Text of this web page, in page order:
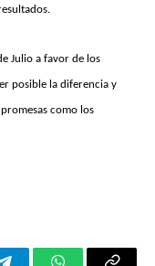
Julio a favor de los
posible la diferencia y
como los